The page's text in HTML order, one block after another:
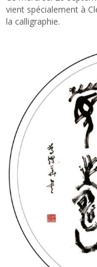
vient spécialement à
la calligraphie.